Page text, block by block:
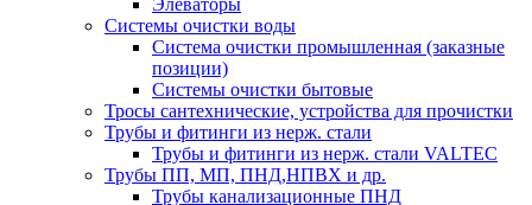
Элеваторы
Системы очистки воды
Система очистки промышленная (заказные
позиции)
Системы очистки бытовые
Тросы сантехнические, устройства для прочистки
Трубы и фитинги из нерж. стали
Трубы и фитинги из нерж. стали VALTEC
Трубы ПП, МП, ПНД,НПВХ и др.
Трубы канализационные ПНД